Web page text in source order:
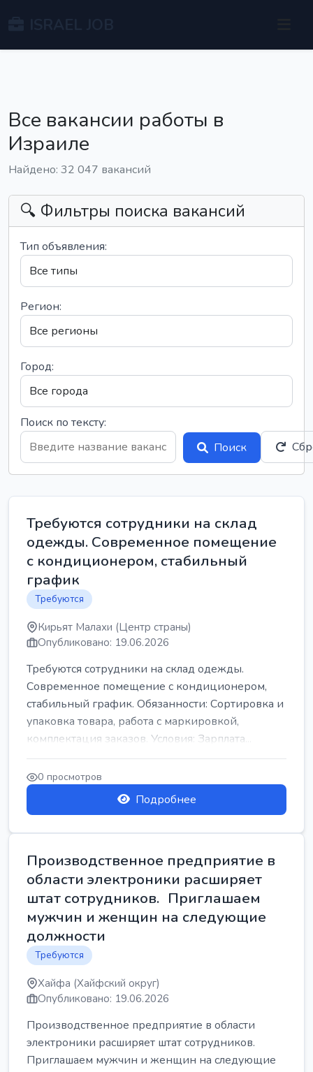
Все вакансии работы в
Израиле
Найдено: 32 047 вакансий
🔍 Фильтры поиска вакансий
Тип объявления:
Регион:
Город:
Поиск по тексту:
Поиск
Требуются сотрудники на склад
одежды. Современное помещение
с кондиционером, стабильный
график
Требуются
Кирьят Малахи (Центр страны)
Опубликовано: 19.06.2026
Требуются сотрудники на склад одежды.
Современное помещение с кондиционером,
стабильный график. Обязанности: Сортировка и
упаковка товара, работа с маркировкой,
комплектация заказов. Условия: Зарплата...
0 просмотров
Подробнее
Производственное предприятие в
области электроники расширяет
штат сотрудников. Приглашаем
мужчин и женщин на следующие
должности
Требуются
Хайфа (Хайфский округ)
Опубликовано: 19.06.2026
Производственное предприятие в области
электроники расширяет штат сотрудников.
Приглашаем мужчин и женщин на следующие